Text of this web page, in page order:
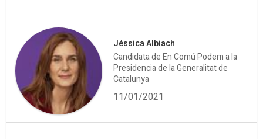
Jéssica Albiach
Candidata de En Comú Podem a la
Presidencia de la Generalitat de
Catalunya
11/01/2021